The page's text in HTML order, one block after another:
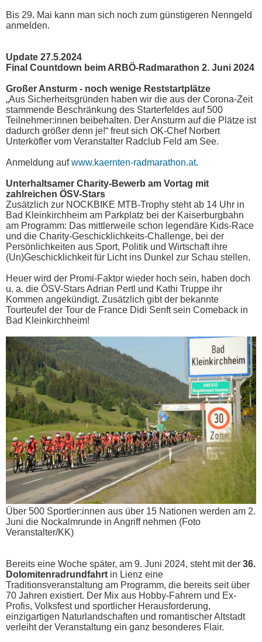
Bis 29. Mai kann man sich noch zum günstigeren Nenngeld
anmelden.
Update 27.5.2024
Final Countdown beim ARBÖ-Radmarathon 2. Juni 2024
Großer Ansturm - noch wenige Reststartplätze
„Aus Sicherheitsgründen haben wir die aus der Corona-Zeit
stammende Beschränkung des Starterfeldes auf 500
Teilnehmer:innen beibehalten. Der Ansturm auf die Plätze ist
dadurch größer denn je!“ freut sich OK-Chef Norbert
Unterköfler vom Veranstalter Radclub Feld am See.
Anmeldung aufwww.kaernten-radmarathon.at.
Unterhaltsamer Charity-Bewerb am Vortag mit
zahlreichen ÖSV-Stars
Zusätzlich zur NOCKBIKE MTB-Trophy steht ab 14 Uhr in
Bad Kleinkirchheim am Parkplatz bei der Kaiserburgbahn
am Programm: Das mittlerweile schon legendäre Kids-Race
und die Charity-Geschicklichkeits-Challenge, bei der
Persönlichkeiten aus Sport, Politik und Wirtschaft ihre
(Un)Geschicklichkeit für Licht ins Dunkel zur Schau stellen.
Heuer wird der Promi-Faktor wieder hoch sein, haben doch
u. a. die ÖSV-Stars Adrian Pertl und Kathi Truppe ihr
Kommen angekündigt. Zusätzlich gibt der bekannte
Tourteufel der Tour de France Didi Senft sein Comeback in
Bad Kleinkirchheim!
Über 500 Sportler:innen aus über 15 Nationen werden am 2.
Juni die Nockalmrunde in Angriff nehmen (Foto
Veranstalter/KK)
Bereits eine Woche später, am 9. Juni 2024, steht mit der 36.
Dolomitenradrundfahrt in Lienz eine
Traditionsveranstaltung am Programm, die bereits seit über
70 Jahren existiert. Der Mix aus Hobby-Fahrern und Ex-
Profis, Volksfest und sportlicher Herausforderung,
einzigartigen Naturlandschaften und romantischer Altstadt
verleiht der Veranstaltung ein ganz besonderes Flair.